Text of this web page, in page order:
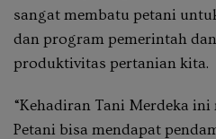
sangat membatu petani
dan program pemerintah
produktivitas pertanian kita.
“Kehadiran Tani Merdeka ini
Petani bisa mendapat